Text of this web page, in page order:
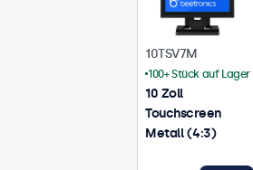
10 Zoll
Touchscreen
Metall (4:3)
10TSV7M
100+ Stück auf Lager